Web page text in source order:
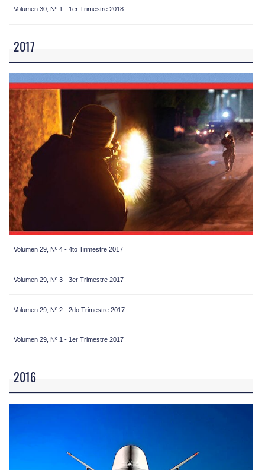
Volumen 30, Nº 1 - 1er Trimestre 2018
2017
Volumen 29, Nº 4 - 4to Trimestre 2017
Volumen 29, Nº 3 - 3er Trimestre 2017
Volumen 29, Nº 2 - 2do Trimestre 2017
Volumen 29, Nº 1 - 1er Trimestre 2017
2016